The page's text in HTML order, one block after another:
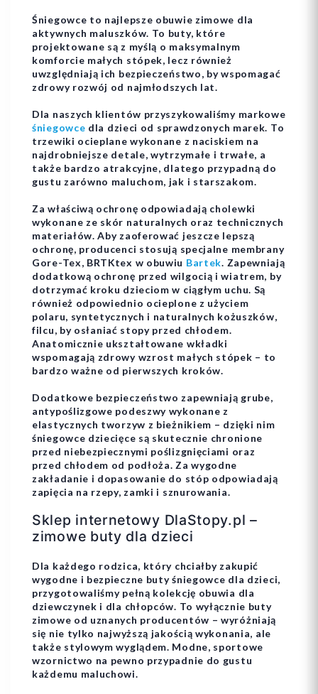
Śniegowce to najlepsze obuwie zimowe dla
aktywnych maluszków. To buty, które
projektowane są z myślą o maksymalnym
komforcie małych stópek, lecz również
uwzględniają ich bezpieczeństwo, by wspomagać
zdrowy rozwój od najmłodszych lat.
Dla naszych klientów przyszykowaliśmy markowe
śniegowce dla dzieci od sprawdzonych marek. To
trzewiki ocieplane wykonane z naciskiem na
najdrobniejsze detale, wytrzymałe i trwałe, a
także bardzo atrakcyjne, dlatego przypadną do
gustu zarówno maluchom, jak i starszakom.
Za właściwą ochronę odpowiadają cholewki
wykonane ze skór naturalnych oraz technicznych
materiałów. Aby zaoferować jeszcze lepszą
ochronę, producenci stosują specjalne membrany
Gore-Tex, BRTKtex w obuwiu Bartek. Zapewniają
dodatkową ochronę przed wilgocią i wiatrem, by
dotrzymać kroku dzieciom w ciągłym uchu. Są
również odpowiednio ocieplone z użyciem
polaru, syntetycznych i naturalnych kożuszków,
filcu, by osłaniać stopy przed chłodem.
Anatomicznie ukształtowane wkładki
wspomagają zdrowy wzrost małych stópek – to
bardzo ważne od pierwszych kroków.
Dodatkowe bezpieczeństwo zapewniają grube,
antypoślizgowe podeszwy wykonane z
elastycznych tworzyw z bieżnikiem – dzięki nim
śniegowce dziecięce są skutecznie chronione
przed niebezpiecznymi poślizgnięciami oraz
przed chłodem od podłoża. Za wygodne
zakładanie i dopasowanie do stóp odpowiadają
zapięcia na rzepy, zamki i sznurowania.
Sklep internetowy DlaStopy.pl –
zimowe buty dla dzieci
Dla każdego rodzica, który chciałby zakupić
wygodne i bezpieczne buty śniegowce dla dzieci,
przygotowaliśmy pełną kolekcję obuwia dla
dziewczynek i dla chłopców. To wyłącznie buty
zimowe od uznanych producentów – wyróżniają
się nie tylko najwyższą jakością wykonania, ale
także stylowym wyglądem. Modne, sportowe
wzornictwo na pewno przypadnie do gustu
każdemu maluchowi.